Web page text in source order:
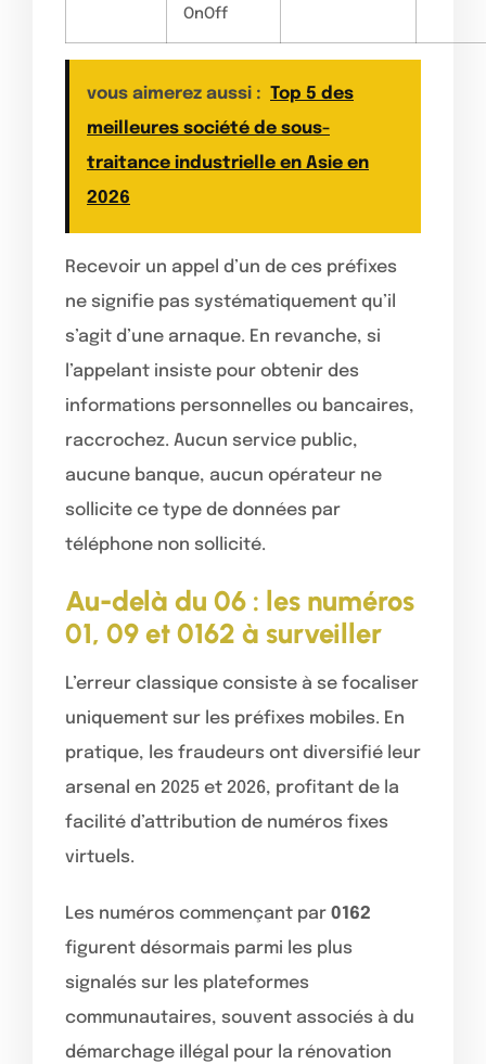
OnOff
vous aimerez aussi : Top 5 des
meilleures société de sous-
traitance industrielle en Asie en
2026
Recevoir un appel d’un de ces préfixes
ne signifie pas systématiquement qu’il
s’agit d’une arnaque. En revanche, si
l’appelant insiste pour obtenir des
informations personnelles ou bancaires,
raccrochez. Aucun service public,
aucune banque, aucun opérateur ne
sollicite ce type de données par
téléphone non sollicité.
Au-delà du 06 : les numéros
01, 09 et 0162 à surveiller
L’erreur classique consiste à se focaliser
uniquement sur les préfixes mobiles. En
pratique, les fraudeurs ont diversifié leur
arsenal en 2025 et 2026, profitant de la
facilité d’attribution de numéros fixes
virtuels.
Les numéros commençant par 0162
figurent désormais parmi les plus
signalés sur les plateformes
communautaires, souvent associés à du
démarchage illégal pour la rénovation